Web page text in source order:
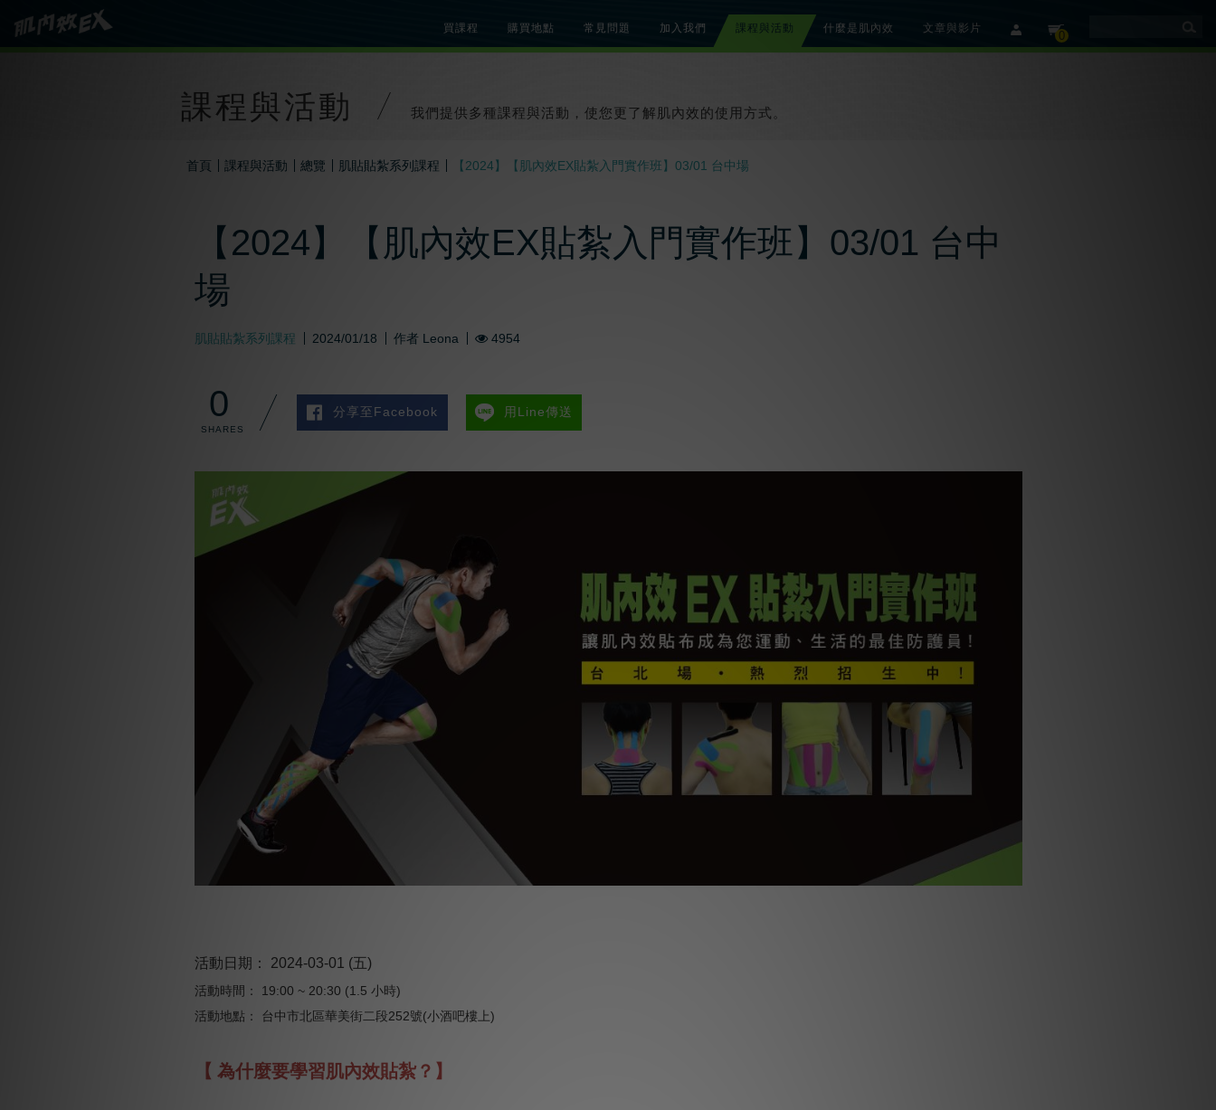
cart 0
member
買課程 購買地點 常見問題 加入我們
課程與活動
什麼是肌內效
文章與影片
知識文章
貼紮教學影片
課程與活動 我們提供多種課程與活動，使您更了解肌內效的使用方式。
首頁 課程與活動 總覽 肌貼貼紮系列課程 【2024】【肌內效EX貼紮入門實作班】03/01 台中場
【2024】【肌內效EX貼紮入門實作班】03/01 台中
場
肌貼貼紮系列課程 2024/01/18 作者 Leona 4954
0 分享至Facebook 用Line傳送
活動日期： 2024-03-01 (五)
活動時間： 19:00 ~ 20:30 (1.5 小時)
活動地點： 台中市北區華美街二段252號(小酒吧樓上)
【 為什麼要學習肌內效貼紮？】